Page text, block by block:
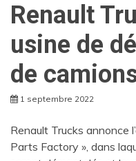
Renault
usine de
de
1 septembre 2022
Renault Trucks annonce
Parts Factory », dans